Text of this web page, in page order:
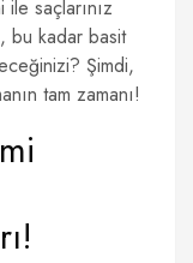
saçlarınız
bu kadar basit
Şimdi,
tam zamanı!